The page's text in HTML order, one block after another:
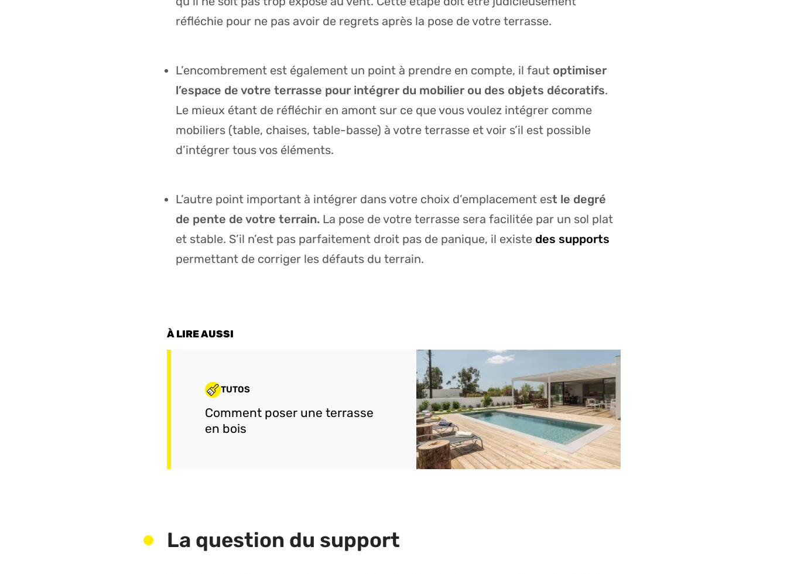
réfléchie pour ne pas avoir de regrets après la pose de votre terrasse.
L’encombrement est également un point à prendre en compte, il faut optimiser
l’espace de votre terrasse pour intégrer du mobilier ou des objets décoratifs.
Le mieux étant de réfléchir en amont sur ce que vous voulez intégrer comme
mobiliers (table, chaises, table-basse) à votre terrasse et voir s’il est possible
d’intégrer tous vos éléments.
L’autre point important à intégrer dans votre choix d’emplacement est le degré
de pente de votre terrain.La pose de votre terrasse sera facilitée par un sol plat
et stable. S’il n’est pas parfaitement droit pas de panique, il existe des supports
permettant de corriger les défauts du terrain.
À LIRE AUSSI
TUTOS
Comment poser une terrasse
en bois
La question du support